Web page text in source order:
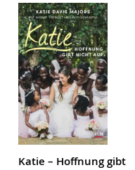
Katie – Hoffnung gibt